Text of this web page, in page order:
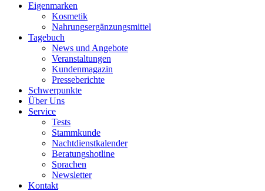
Eigenmarken
Kosmetik
Nahrungsergänzungsmittel
Tagebuch
News und Angebote
Veranstaltungen
Kundenmagazin
Presseberichte
Schwerpunkte
Über Uns
Service
Tests
Stammkunde
Nachtdienstkalender
Beratungshotline
Sprachen
Newsletter
Kontakt